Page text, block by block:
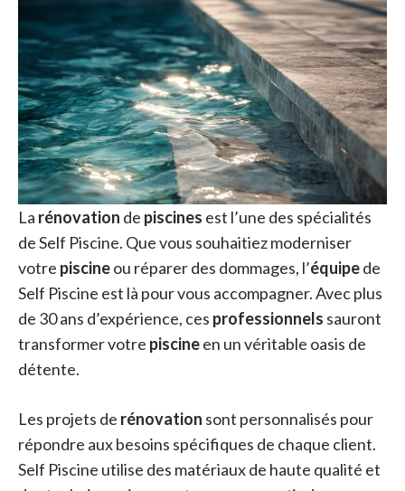
La rénovation de piscines est l’une des spécialités
de Self Piscine. Que vous souhaitiez moderniser
votre piscineou réparer des dommages, l’équipede
Self Piscine est là pour vous accompagner. Avec plus
de 30 ans d’expérience, ces professionnels sauront
transformer votre piscineen un véritable oasis de
détente.
Les projets de rénovation sont personnalisés pour
répondre aux besoins spécifiques de chaque client.
Self Piscine utilise des matériaux de haute qualité et